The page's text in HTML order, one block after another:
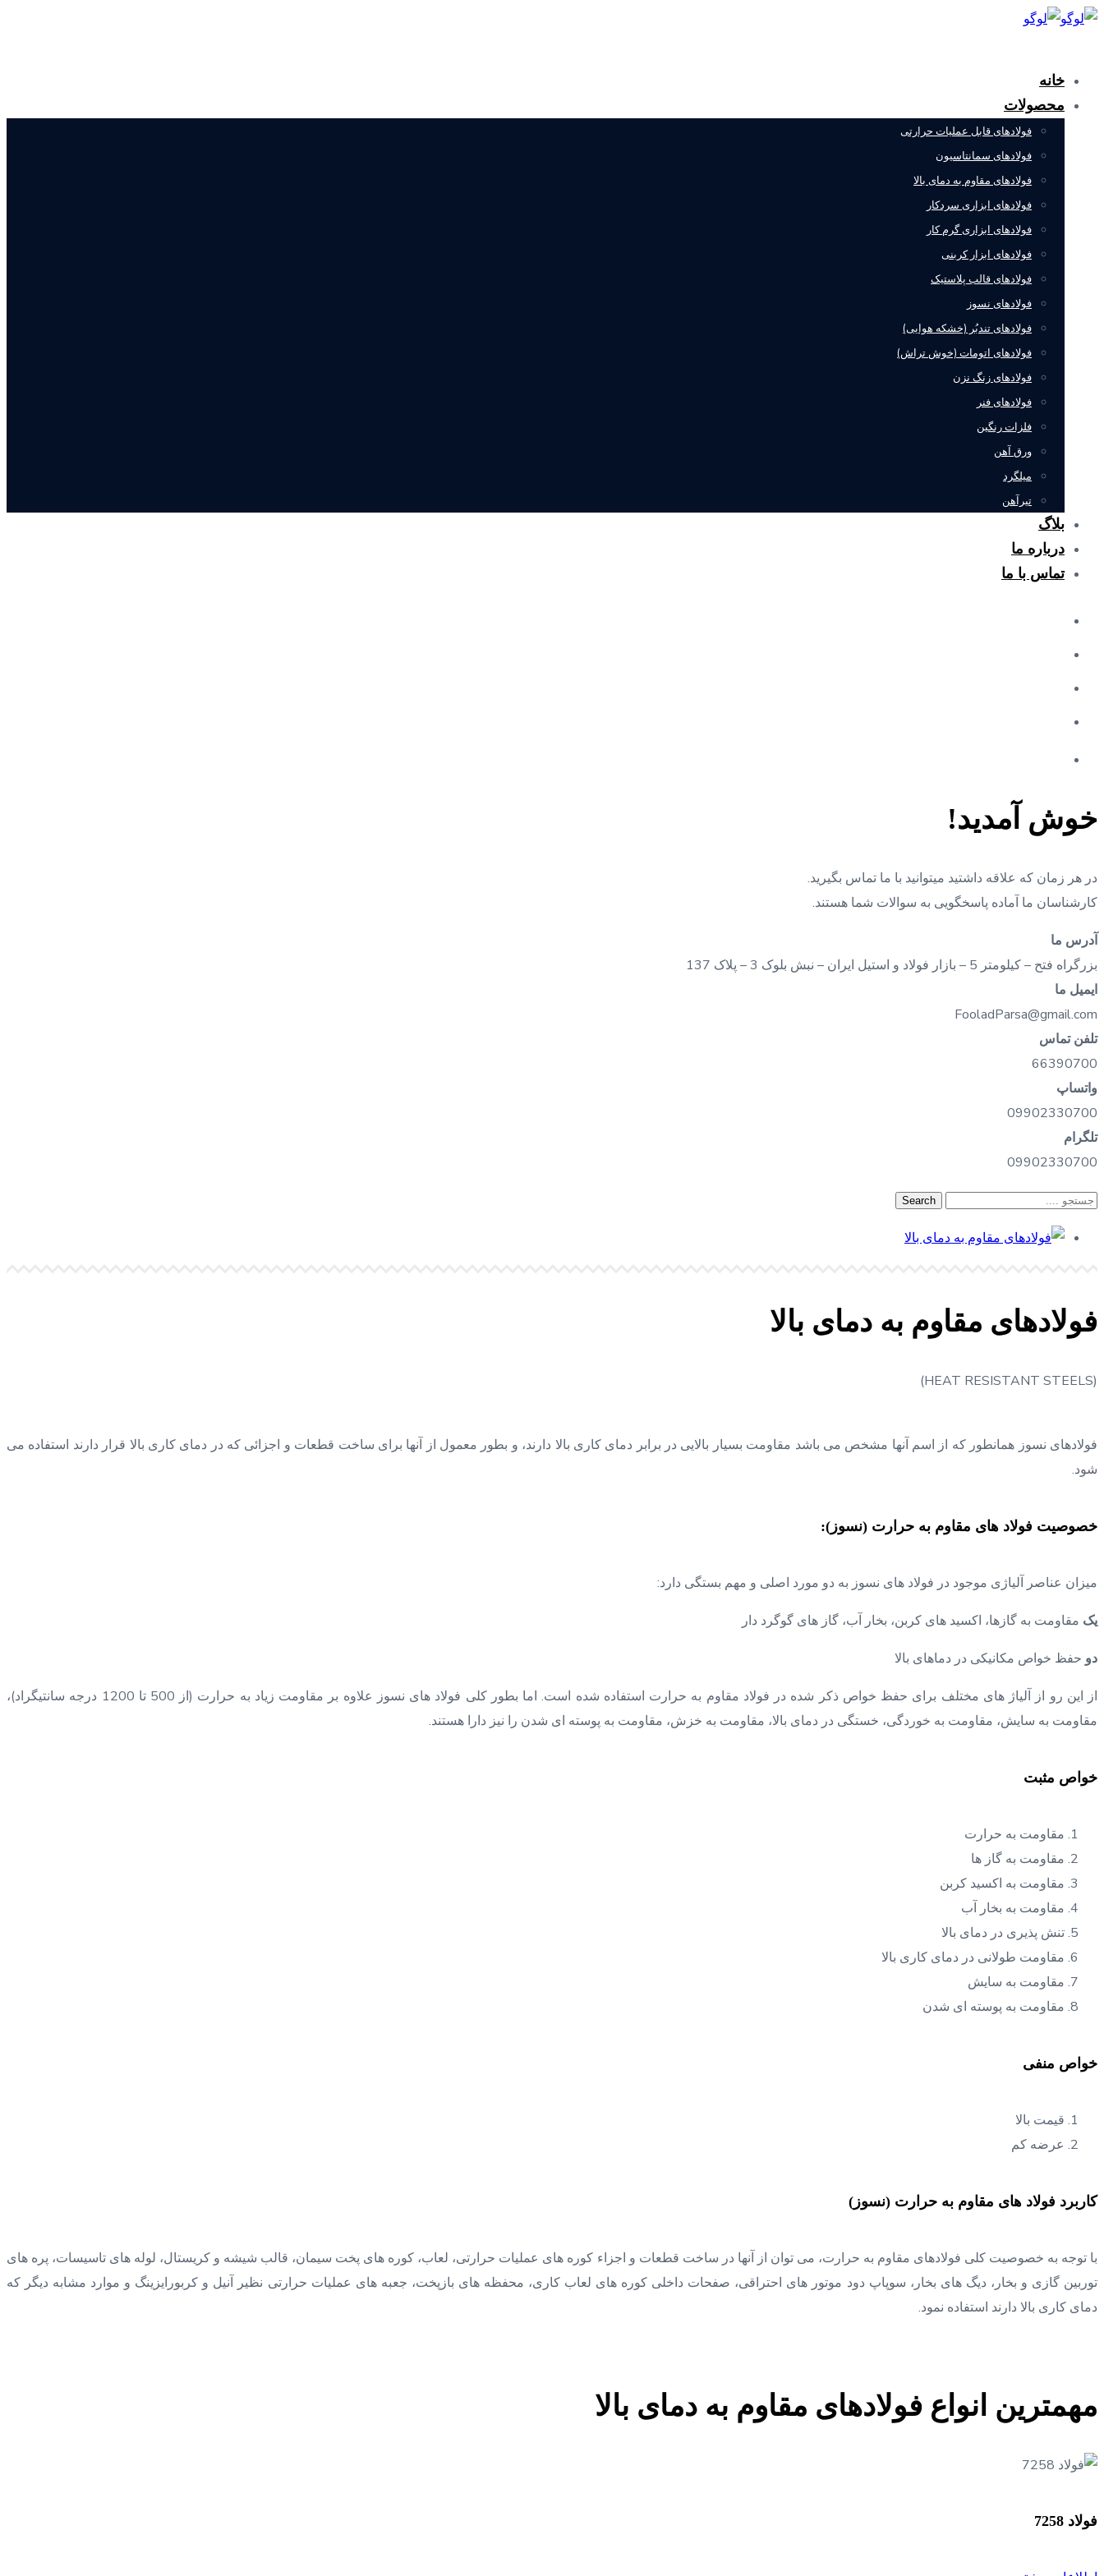
خانه
محصولات
فولادهای قابل عملیات حرارتی
فولادهای سمانتاسیون
فولادهای مقاوم به دمای بالا
فولادهای ابزاری سردکار
فولادهای ابزاری گرم کار
فولادهای ابزار کربنی
فولادهای قالب پلاستیک
فولادهای نسوز
فولادهای تندبُر (خشکه هوایی)
فولادهای اتومات (خوش تراش)
فولادهای زنگ نزن
فولادهای فنر
فلزات رنگین
ورق آهن
میلگرد
تیرآهن
بلاگ
درباره ما
تماس با ما
خوش آمدید!
در هر زمان که علاقه داشتید میتوانید با ما تماس بگیرید.
کارشناسان ما آماده پاسخگویی به سوالات شما هستند.
آدرس ما
بزرگراه فتح – کيلومتر 5 – بازار فولاد و استيل ايران – نبش بلوک 3 – پلاک 137
ایمیل ما
FooladParsa@gmail.com
تلفن تماس
66390700
واتساپ
09902330700
تلگرام
09902330700
فولادهای مقاوم به دمای بالا
(HEAT RESISTANT STEELS)
فولادهای نسوز همانطور که از اسم آنها مشخص می باشد مقاومت بسیار بالایی در برابر دمای کاری بالا دارند، و بطور معمول از آنها برای ساخت قطعات و اجزائی که در دمای کاری بالا قرار دارند استفاده می
شود.
خصوصیت فولاد های مقاوم به حرارت (نسوز):
میزان عناصر آلیاژی موجود در فولاد های نسوز به دو مورد اصلی و مهم بستگی دارد:
یک مقاومت به گازها، اکسید های کربن، بخار آب، گاز های گوگرد دار
دو حفظ خواص مکانیکی در دماهای بالا
از این رو از آلیاژ های مختلف برای حفظ خواص ذکر شده در فولاد مقاوم به حرارت استفاده شده است. اما بطور کلی فولاد های نسوز علاوه بر مقاومت زیاد به حرارت (از 500 تا 1200 درجه سانتیگراد)،
مقاومت به سایش، مقاومت به خوردگی، خستگی در دمای بالا، مقاومت به خزش، مقاومت به پوسته ای شدن را نیز دارا هستند.
خواص مثبت
مقاومت به حرارت
مقاومت به گاز ها
مقاومت به اکسید کربن
مقاومت به بخار آب
تنش پذیری در دمای بالا
مقاومت طولانی در دمای کاری بالا
مقاومت به سایش
مقاومت به پوسته ای شدن
خواص منفی
قیمت بالا
عرضه کم
کاربرد فولاد های مقاوم به حرارت (نسوز)
با توجه به خصوصیت کلی فولادهای مقاوم به حرارت، می توان از آنها در ساخت قطعات و اجزاء کوره های عملیات حرارتی، لعاب، کوره های پخت سیمان، قالب شیشه و کریستال، لوله های تاسیسات، پره های
توربین گازی و بخار، دیگ های بخار، سوپاپ دود موتور های احتراقی، صفحات داخلی کوره های لعاب کاری، محفظه های بازپخت، جعبه های عملیات حرارتی نظیر آنیل و کربورایزینگ و موارد مشابه دیگر که
دمای کاری بالا دارند استفاده نمود.
مهمترین انواع فولادهای مقاوم به دمای بالا
فولاد 7258